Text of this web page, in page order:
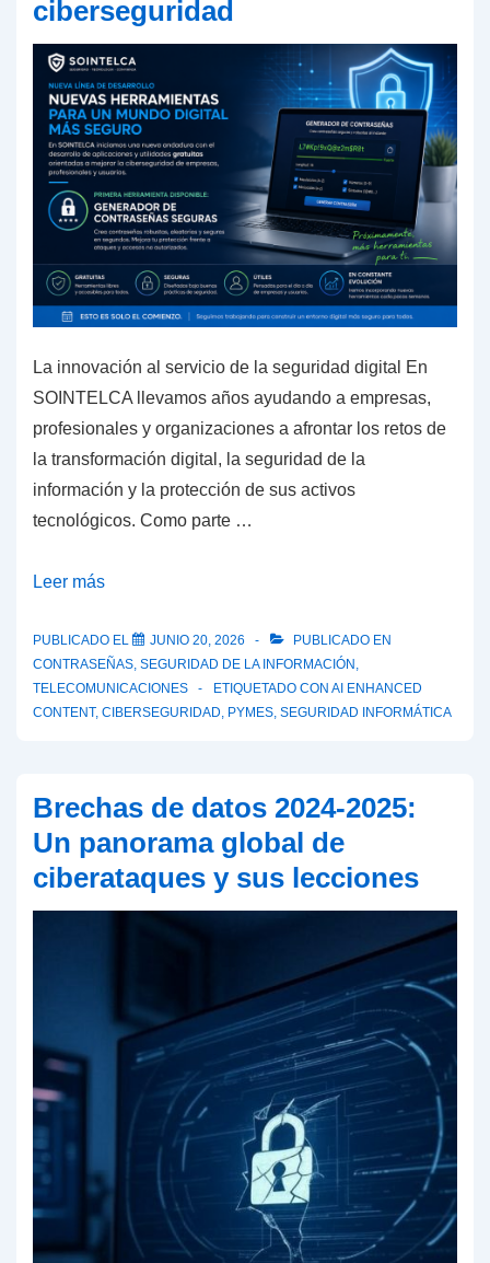
Frases
de
Paso
Seguras
ciberseguridad
La innovación al servicio de la seguridad digital En
SOINTELCA llevamos años ayudando a empresas,
profesionales y organizaciones a afrontar los retos de
la transformación digital, la seguridad de la
información y la protección de sus activos
tecnológicos. Como parte …
SOINTELCA
una
nueva
línea
de
de
ciberseguridad
Leer más
PUBLICADO EL JUNIO 20, 2026
PUBLICADO EN
CONTRASEÑAS SEGURIDAD DE LA INFORMACIÓN
TELECOMUNICACIONES
ETIQUETADO CON AI ENHANCED
CONTENT, CIBERSEGURIDAD PYMES SEGURIDAD INFORMÁTICA
Brechas de datos 2024-2025:
Un panorama global de
ciberataques y sus lecciones